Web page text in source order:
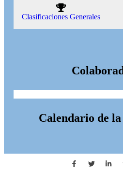
Clasificaciones Generales
Calendario de